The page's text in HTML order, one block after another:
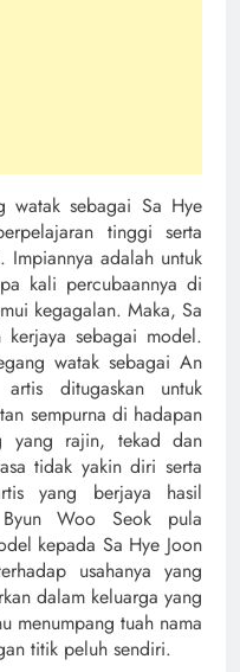
watak sebagai Sa Hye
tinggi serta
adalah untuk
kali percubaannya di
kegagalan. Maka, Sa
kerjaya sebagai model.
watak sebagai An
ditugaskan untuk
sempurna di hadapan
yang rajin, tekad dan
tidak yakin diri serta
yang berjaya hasil
Byun Woo Seok pula
kepada Sa Hye Joon
usahanya yang
dalam keluarga yang
menumpang tuah nama
titik peluh sendiri.